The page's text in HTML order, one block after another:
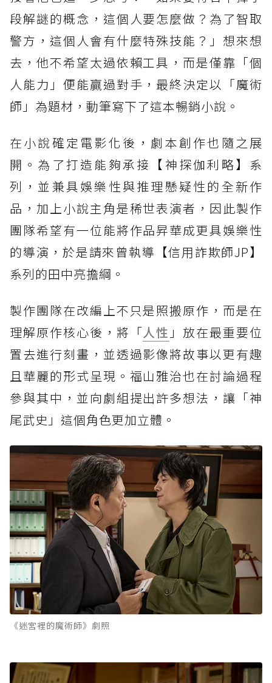
段解謎的概念，這個人要怎麼做？為了智取
警方，這個人會有什麼特殊技能？」想來想
去，他不希望太過依賴工具，而是僅靠「個
人能力」便能贏過對手，最終決定以「魔術
師」為題材，動筆寫下了這本暢銷小說。
在小說確定電影化後，劇本創作也隨之展
開。為了打造能夠承接【神探伽利略】系
列，並兼具娛樂性與推理懸疑性的全新作
品，加上小說主角是稀世表演者，因此製作
團隊希望有一位能將作品昇華成更具娛樂性
的導演，於是請來曾執導【信用詐欺師JP】
系列的田中亮擔綱。
製作團隊在改編上不只是照搬原作，而是在
理解原作核心後，將「人性 」放在最重要位
置去進行刻畫，並透過影像將故事以更有趣
且華麗的形式呈現。福山雅治也在討論過程
參與其中，並向劇組提出許多想法，讓「神
尾武史」這個角色更加立體。
《迷宮裡的魔術師》劇照